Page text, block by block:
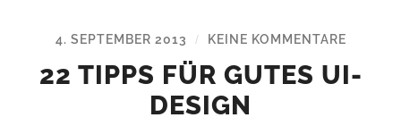
4. SEPTEMBER 2013 / KEINE KOMMENTARE
22 TIPPS FÜR GUTES UI-
DESIGN